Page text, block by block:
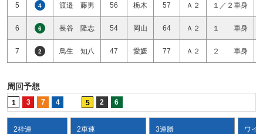
5 4 渡邉 藤男 56 栃木 57 Ａ２ １／２車身
6 6 長谷 隆志 54 岡山 64 Ａ２ １ 車身
7 2 鳥生 知八 47 愛媛 77 Ａ２ ２ 車身
周回予想
1 3 7 4 5 2 6
2枠連 2車連 3連勝 ワイ